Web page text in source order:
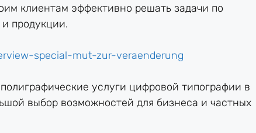
клиентам эффективно решать задачи по
продукции.
special-mut-zur-veraenderung
услуги цифровой типографии в
выбор возможностей для бизнеса и частных